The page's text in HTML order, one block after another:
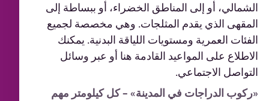
الشمالي، أو إلى المناطق الخضراء، أو ببساطة إلى
المقهى الذي يقدم المثلجات. وهي مخصصة لجميع
الفئات العمرية ومستويات اللياقة البدنية. يمكنك
الاطلاع على المواعيد القادمة هنا أو عبر وسائل
التواصل الاجتماعي.
«ركوب الدراجات في المدينة» – كل كيلومتر مهم